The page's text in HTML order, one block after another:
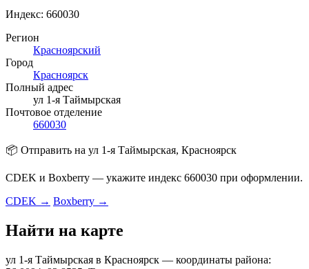
Индекс: 660030
Регион
Красноярский
Город
Красноярск
Полный адрес
ул 1-я Таймырская
Почтовое отделение
660030
📦 Отправить на ул 1-я Таймырская, Красноярск
CDEK и Boxberry — укажите индекс 660030 при оформлении.
CDEK → Boxberry →
Найти на карте
ул 1-я Таймырская в Красноярск — координаты района: